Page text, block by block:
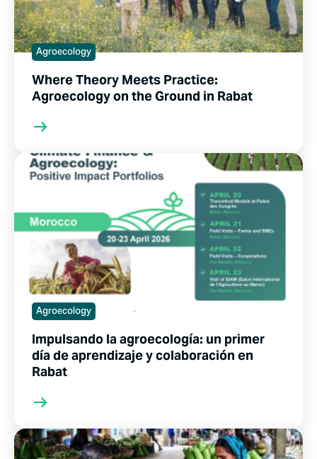
Agroecology
Where Theory Meets Practice:
Agroecology on the Ground in Rabat
Agroecology
Impulsando la agroecología: un primer
día de aprendizaje y colaboración en
Rabat